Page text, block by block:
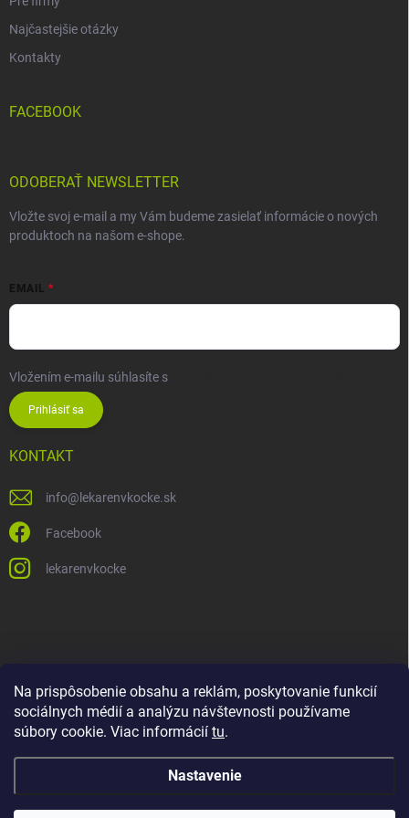
Na prispôsobenie obsahu a reklám, poskytovanie funkcií
sociálnych médií a analýzu návštevnosti používame
súbory cookie. Viac informácií tu.
Nastavenie
Najčastejšie otázky
Kontakty
FACEBOOK
ODOBERAŤ NEWSLETTER
Vložte svoj e-mail a my Vám budeme zasielať informácie o nových
produktoch na našom e-shope.
EMAIL
Vložením e-mailu súhlasíte s
Prihlásiť sa
KONTAKT
info@ lekarenvkocke.sk
Facebook
lekarenvkocke